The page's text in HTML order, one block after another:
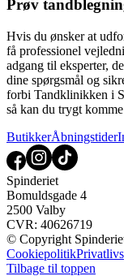
Prøv
Hvis du ønsker at
få professionel
adgang til eksperter,
dine spørgsmål og
forbi Tandklinikken i
så kan du trygt
ButikkerÅbningstider
Spinderiet
Bomuldsgade 4
2500 Valby
CVR: 40626719
© Copyright
Cookiepolitik
Tilbage til toppen